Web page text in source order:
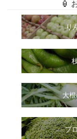
🏮
り
大根
ブ